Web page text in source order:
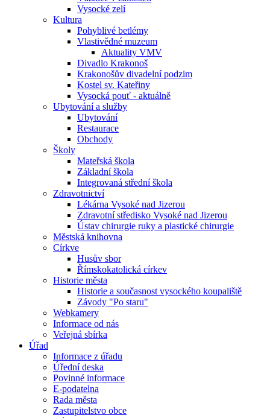
Vysocké zelí
Kultura
Pohyblivé betlémy
Vlastivědné muzeum
Aktuality VMV
Divadlo Krakonoš
Krakonošův divadelní podzim
Kostel sv. Kateřiny
Vysocká pouť - aktuálně
Ubytování a služby
Ubytování
Restaurace
Obchody
Školy
Mateřská škola
Základní škola
Integrovaná střední škola
Zdravotnictví
Lékárna Vysoké nad Jizerou
Zdravotní středisko Vysoké nad Jizerou
Ústav chirurgie ruky a plastické chirurgie
Městská knihovna
Církve
Husův sbor
Římskokatolická církev
Historie města
Historie a současnost vysockého koupaliště
Závody "Po staru"
Webkamery
Informace od nás
Veřejná sbírka
Úřad
Informace z úřadu
Úřední deska
Povinné informace
E-podatelna
Rada města
Zastupitelstvo obce